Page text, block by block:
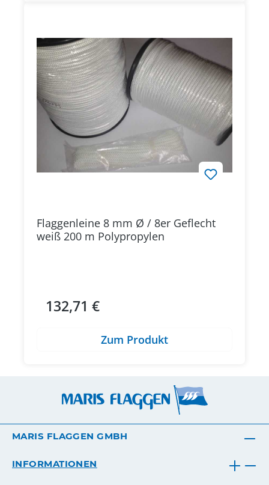
Flaggenleine 8 mm Ø / 8er Geflecht
weiß 200 m Polypropylen
Regulärer Preis:
132,71 €
Zum Produkt
MARIS FLAGGEN GMBH
INFORMATIONEN